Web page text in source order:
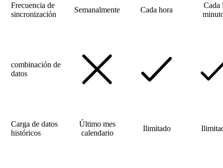
Frecuencia de
sincronización
Semanalmente Cada hora
Cada
combinación de
datos
Carga de datos
históricos
Último mes
calendario
Ilimitado